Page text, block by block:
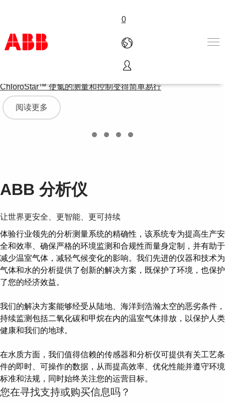
0
产品和解决方案
行业
服务
关于ABB
ChloroStar™ 使氯的测量和控制变得简单易行
阅读更多
ABB 分析仪
让世界更安全、更智能、更可持续
体验行业领先的分析测量系统的精确性，该系统专为提高生产安
全和效率、确保严格的环境监测和合规性而量身定制，并有助于
减少温室气体，减轻气候变化的影响。我们先进的仪器和技术为
气体和水的分析提供了创新的解决方案，既保护了环境，也保护
了您的经济效益。
我们的解决方案能够经受从陆地、海洋到浩瀚太空的恶劣条件，
持续监测包括二氧化碳和甲烷在内的温室气体排放，以保护人类
健康和我们的地球。
在水质方面，我们值得信赖的传感器和分析仪可提供有关工艺条
件的即时、可操作的数据，从而提高效率、优化性能并遵守环境
标准和法规，同时始终关注您的运营目标。
您在寻找支持或购买信息吗？